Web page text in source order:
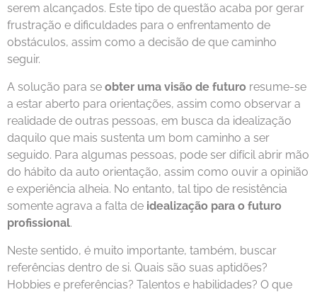
serem alcançados. Este tipo de questão acaba por gerar
frustração e dificuldades para o enfrentamento de
obstáculos, assim como a decisão de que caminho
seguir.
A solução para se obter uma visão de futuro resume-se
a estar aberto para orientações, assim como observar a
realidade de outras pessoas, em busca da idealização
daquilo que mais sustenta um bom caminho a ser
seguido. Para algumas pessoas, pode ser difícil abrir mão
do hábito da auto orientação, assim como ouvir a opinião
e experiência alheia. No entanto, tal tipo de resistência
somente agrava a falta de idealização para o futuro
profissional.
Neste sentido, é muito importante, também, buscar
referências dentro de si. Quais são suas aptidões?
Hobbies e preferências? Talentos e habilidades? O que